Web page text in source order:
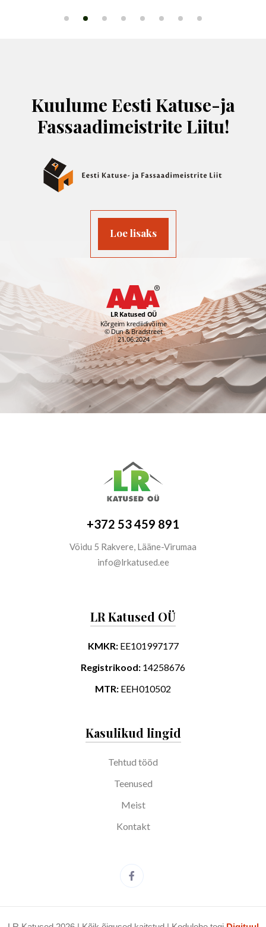
Kuulume Eesti Katuse-ja
Fassaadimeistrite Liitu!
Loe lisaks
+372 53 459 891
Võidu 5 Rakvere, Lääne-Virumaa
info@lrkatused.ee
LR Katused OÜ
KMKR: EE101997177
Registrikood: 14258676
MTR: EEH010502
Kasulikud lingid
Tehtud tööd
Teenused
Meist
Kontakt